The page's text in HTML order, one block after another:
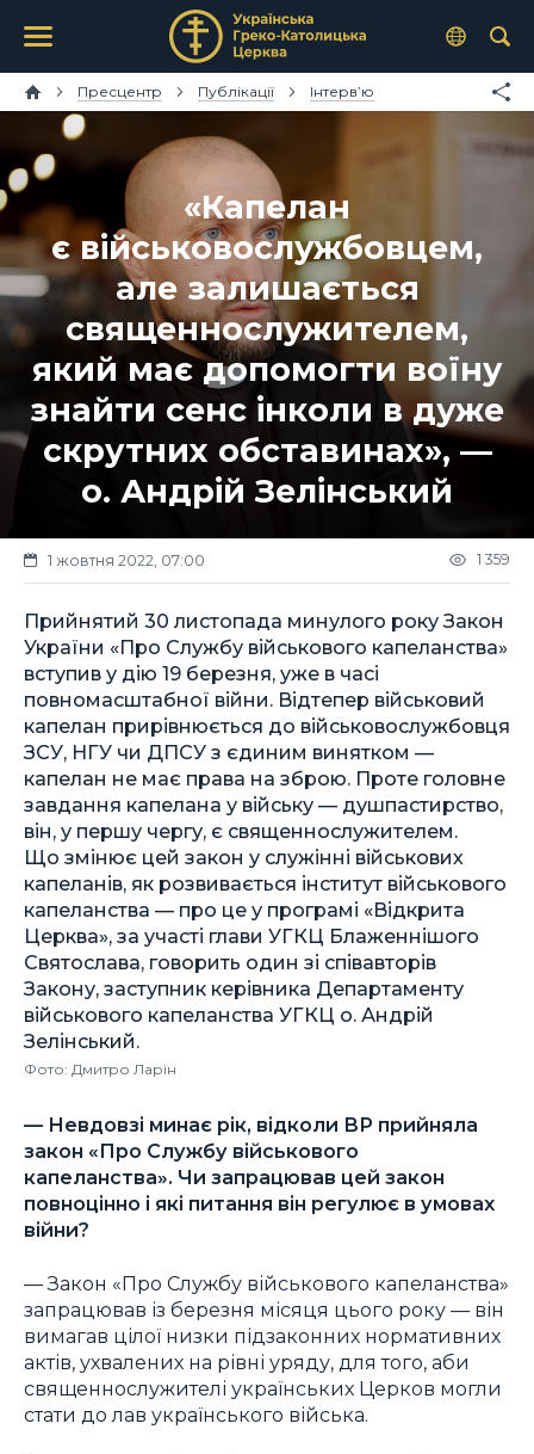
Пресцентр Публікації Інтерв’ю
«Капелан
є військовослужбовцем,
але залишається
священнослужителем,
який має допомогти воїну
знайти сенс інколи в дуже
скрутних обставинах», —
о. Андрій Зелінський
1 жовтня 2022, 07:00 1 359
Прийнятий 30 листопада минулого року Закон
України «Про Службу військового капеланства»
вступив у дію 19 березня, уже в часі
повномасштабної війни. Відтепер військовий
капелан прирівнюється до військовослужбовця
ЗСУ, НГУ чи ДПСУ з єдиним винятком —
капелан не має права на зброю. Проте головне
завдання капелана у війську — душпастирство,
він, у першу чергу, є священнослужителем.
Що змінює цей закон у служінні військових
капеланів, як розвивається інститут військового
капеланства — про це у програмі «Відкрита
Церква», за участі глави УГКЦ Блаженнішого
Святослава, говорить один зі співавторів
Закону, заступник керівника Департаменту
військового капеланства УГКЦ о. Андрій
Зелінський.
Фото: Дмитро Ларін
— Невдовзі минає рік, відколи ВР прийняла
закон «Про Службу військового
капеланства». Чи запрацював цей закон
повноцінно і які питання він регулює в умовах
війни?
— Закон «Про Службу військового капеланства»
запрацював із березня місяця цього року — він
вимагав цілої низки підзаконних нормативних
актів, ухвалених на рівні уряду, для того, аби
священнослужителі українських Церков могли
стати до лав українського війська.